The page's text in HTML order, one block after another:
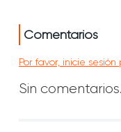
Comentarios
Por favor, inicie
Sin comentarios.